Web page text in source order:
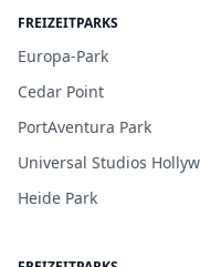
FREIZEITPARKS
Europa-Park
Cedar Point
PortAventura Park
Universal Studios
Heide Park